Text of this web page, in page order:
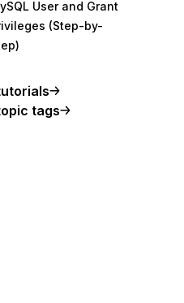
User and Grant
(Step-by-
tags